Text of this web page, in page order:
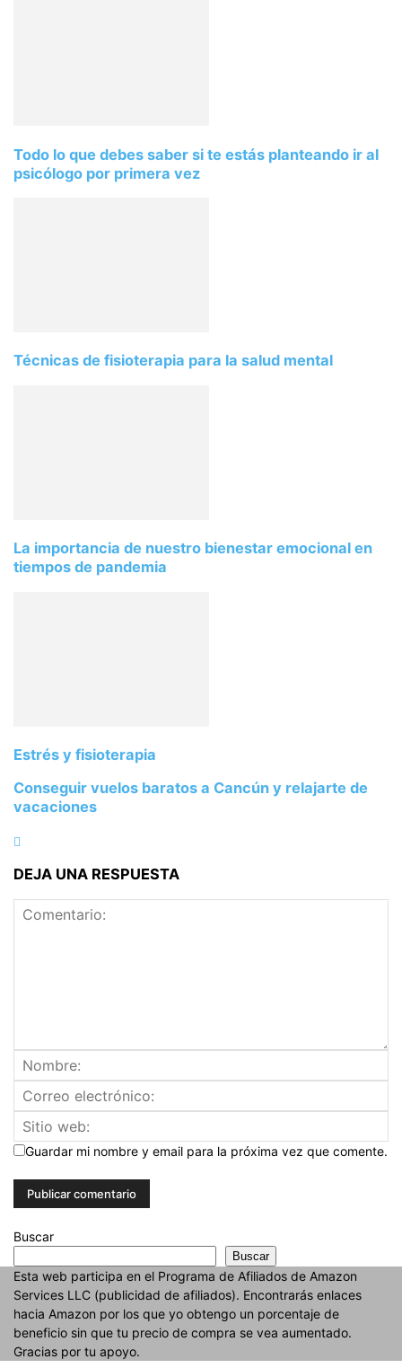
Todo lo que debes saber si te estás planteando ir al
psicólogo por primera vez
Técnicas de fisioterapia para la salud mental
La importancia de nuestro bienestar emocional en
tiempos de pandemia
Estrés y fisioterapia
Conseguir vuelos baratos a Cancún y relajarte de
vacaciones
DEJA UNA RESPUESTA
Guardar mi nombre y email para la próxima vez que comente.
Buscar
Buscar
Esta web participa en el Programa de Afiliados de Amazon
Services LLC (publicidad de afiliados). Encontrarás enlaces
hacia Amazon por los que yo obtengo un porcentaje de
beneficio sin que tu precio de compra se vea aumentado.
Gracias por tu apoyo.